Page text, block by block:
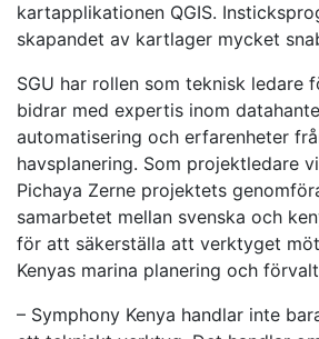
kartapplikationen QGIS.
skapandet av kartlager mycket
SGU har rollen som teknisk ledare
bidrar med expertis inom
automatisering och erfarenheter
havsplanering. Som projektledare
Pichaya Zerne projektets
samarbetet mellan svenska och
för att säkerställa att verktyget
Kenyas marina planering och
– Symphony Kenya handlar inte